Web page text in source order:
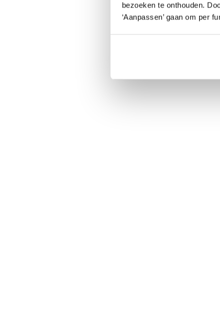
bezoeken te onthouden.
‘Aanpassen’ gaan om per